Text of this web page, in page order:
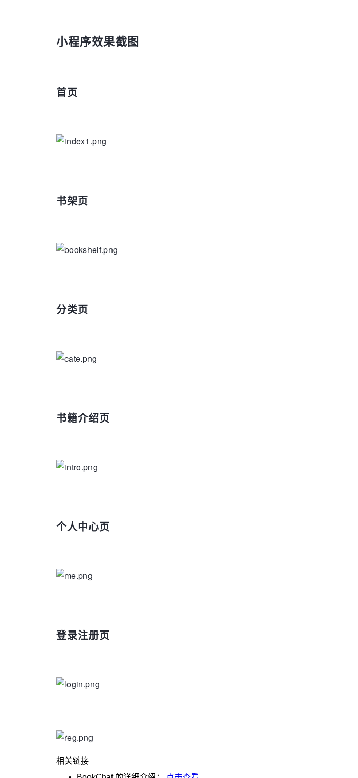
小程序效果截图
首页
书架页
分类页
书籍介绍页
个人中心页
登录注册页
相关链接